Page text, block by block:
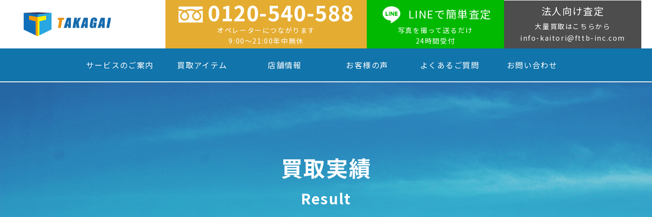
0120-540-588
オペレーターにつながります
9:00〜21:00年中無休
LINEで簡単査定
写真を撮って送るだけ
24時間受付
法人向け査定
大量買取はこちらから
info-kaitori@fttb-inc.com
サービスのご案内 買取アイテム 店舗情報 お客様の声 よくあるご質問 お問い合わせ
買取実績
Result